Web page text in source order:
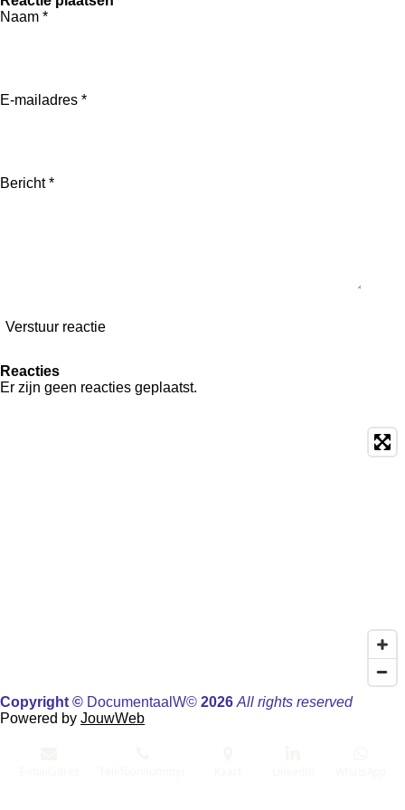
l
e
e
Naam *
E-mailadres *
Bericht *
Verstuur reactie
Reacties
Er zijn geen reacties geplaatst.
Copyright © Documentaal W© 2026 All rights reserved
Powered by JouwWeb